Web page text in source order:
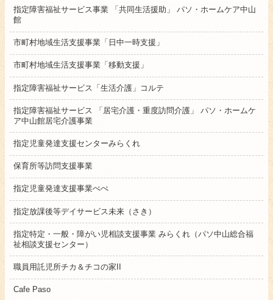
指定障害福祉サービス事業 「共同生活援助」 パソ・ホームケア中山
館
市町村地域生活支援事業「日中一時支援」
市町村地域生活支援事業「移動支援」
指定障害福祉サービス「生活介護」コルテ
指定障害福祉サービス 「居宅介護・重度訪問介護」 パソ・ホームケ
ア中山館居宅介護事業
指定児童発達支援センターみらくれ
保育所等訪問支援事業
指定児童発達支援事業ぺぺ
指定放課後等デイサービス未来（さき）
指定特定・一般・障がい児相談支援事業 みらくれ（パソ中山総合福
祉相談支援センター）
職員用託児所チカ＆チコの家II
Cafe Paso